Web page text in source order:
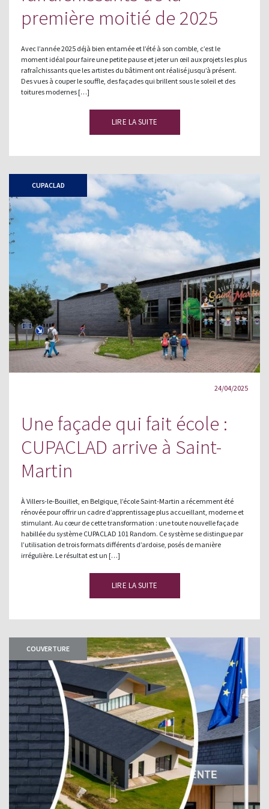
première moitié de 2025
Avec l’année 2025 déjà bien entamée et l’été à son comble, c’est le
moment idéal pour faire une petite pause et jeter un œil aux projets les plus
rafraîchissants que les artistes du bâtiment ont réalisé jusqu’à présent.
Des vues à couper le souffle, des façades qui brillent sous le soleil et des
toitures modernes […]
LIRE LA SUITE
CUPACLAD
24/04/2025
Une façade qui fait école :
CUPACLAD arrive à Saint-
Martin
À Villers-le-Bouillet, en Belgique, l’école Saint-Martin a récemment été
rénovée pour offrir un cadre d’apprentissage plus accueillant, moderne et
stimulant. Au cœur de cette transformation : une toute nouvelle façade
habillée du système CUPACLAD 101 Random. Ce système se distingue par
l’utilisation de trois formats différents d’ardoise, posés de manière
irrégulière. Le résultat est un […]
LIRE LA SUITE
COUVERTURE